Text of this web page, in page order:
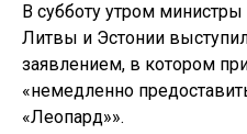
В субботу утром
Литвы и Эстонии
заявлением, в котором
«немедленно
«Леопард»».